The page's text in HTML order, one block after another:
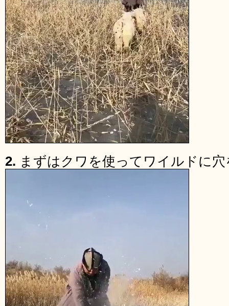
2. まずはクワを使ってワイルドに